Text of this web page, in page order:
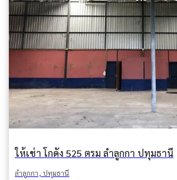
ให้เช่า โกดัง 525 ตรม ลำลูกกา ปทุมธานี
ลำลูกกา, ปทุมธานี